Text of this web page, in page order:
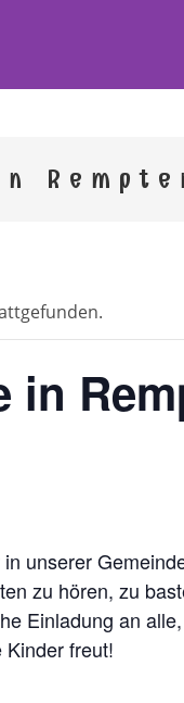
Saalburg,
in
unserer
zu hören, zu
Einladung an
freut!